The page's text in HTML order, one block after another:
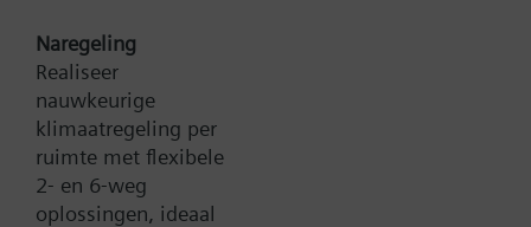
Documenten
Technische samenvatting
Naregeling
Realiseer
nauwkeurige
klimaatregeling per
ruimte met flexibele
2- en 6-weg
oplossingen, ideaal